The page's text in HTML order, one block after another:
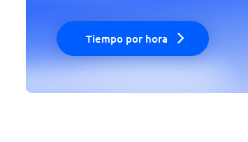
Tiempo por hora